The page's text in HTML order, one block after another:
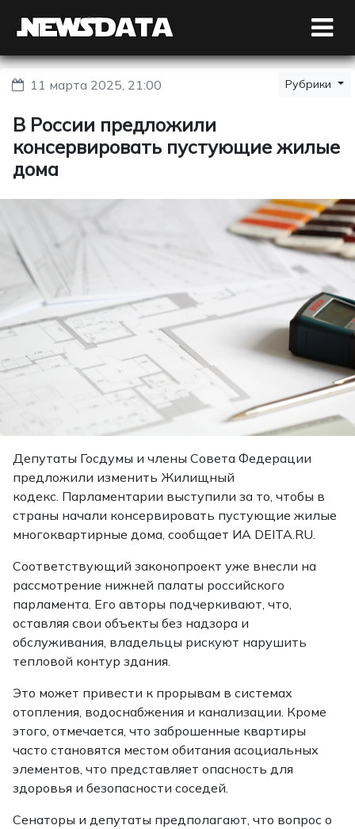
11 марта 2025, 21:00 Рубрики
В России предложили
консервировать пустующие жилые
дома
Депутаты Госдумы и члены Совета Федерации
предложили изменить Жилищный
кодекс. Парламентарии выступили за то, чтобы в
страны начали консервировать пустующие жилые
многоквартирные дома, сообщает ИА DEITA.RU.
Соответствующий законопроект уже внесли на
рассмотрение нижней палаты российского
парламента. Его авторы подчеркивают, что,
оставляя свои объекты без надзора и
обслуживания, владельцы рискуют нарушить
тепловой контур здания.
Это может привести к прорывам в системах
отопления, водоснабжения и канализации. Кроме
этого, отмечается, что заброшенные квартиры
часто становятся местом обитания асоциальных
элементов, что представляет опасность для
здоровья и безопасности соседей.
Сенаторы и депутаты предполагают, что вопрос о